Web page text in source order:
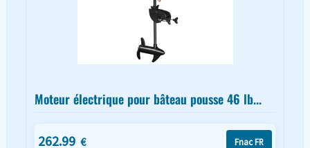
Moteur électrique pour bâteau pousse 46 lb...
262.99 € Fnac FR